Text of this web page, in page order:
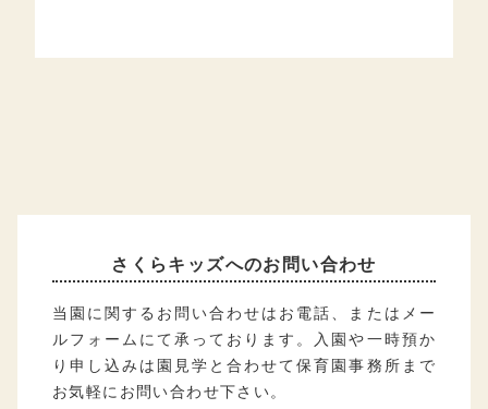
さくらキッズへのお問い合わせ
当園に関するお問い合わせはお電話、またはメー
ルフォームにて承っております。入園や一時預か
り申し込みは園見学と合わせて保育園事務所まで
お気軽にお問い合わせ下さい。